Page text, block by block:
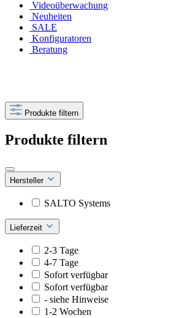
Videoüberwachung
Neuheiten
SALE
Konfiguratoren
Beratung
Produkte filtern
Produkte filtern
Hersteller
SALTO Systems
Lieferzeit
2-3 Tage
4-7 Tage
Sofort verfügbar
Sofort verfügbar
- siehe Hinweise
1-2 Wochen